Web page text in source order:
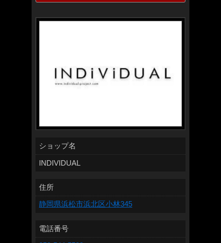
ショップ名
INDIVIDUAL
住所
静岡県浜松市浜北区小林345
電話番号